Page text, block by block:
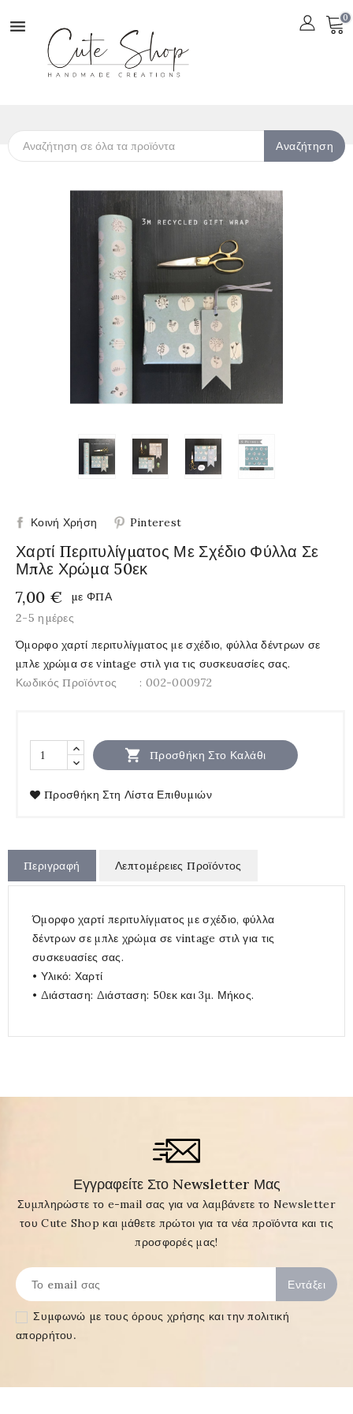
 0
Αναζήτηση
Κοινή Χρήση Pinterest
Χαρτί Περιτυλίγματος Με Σχέδιο Φύλλα Σε
Μπλε Χρώμα 50εκ
7,00 €
με ΦΠΑ
2-5 ημέρες
Όμορφο χαρτί περιτυλίγματος με σχέδιο, φύλλα δέντρων σε
μπλε χρώμα σε vintage στιλ για τις συσκευασίες σας.
Κωδικός Προϊόντος
: 002-000972
 Προσθήκη Στο Καλάθι
Προσθήκη Στη Λίστα Επιθυμιών
Περιγραφή Λεπτομέρειες Προϊόντος
Όμορφο χαρτί περιτυλίγματος με σχέδιο, φύλλα
δέντρων σε μπλε χρώμα σε vintage στιλ για τις
συσκευασίες σας.
• Υλικό: Χαρτί
• Διάσταση: Διάσταση: 50εκ και 3μ. Μήκος.
Εγγραφείτε Στο Newsletter Μας
Συμπληρώστε το e-mail σας για να λαμβάνετε το Newsletter
του Cute Shop και μάθετε πρώτοι για τα νέα προϊόντα και τις
προσφορές μας!
Συμφωνώ με τουςόρους χρήσης και την πολιτική
απορρήτου.